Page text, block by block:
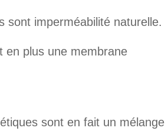
sont imperméabilité naturelle.
en plus une membrane
sont en fait un mélange